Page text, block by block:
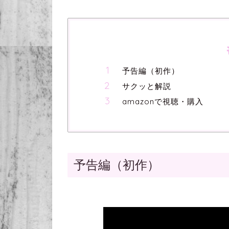
予告編（初作）
サクッと解説
amazonで視聴・購入
予告編（初作）